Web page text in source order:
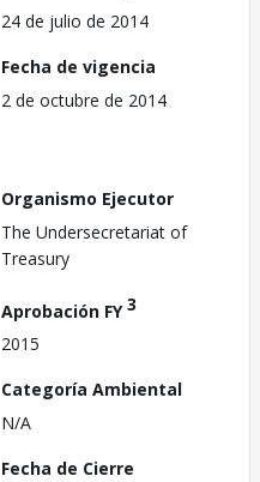
24 de julio de 2014
Fecha de vigencia
2 de octubre de 2014
Organismo Ejecutor
The Undersecretariat of
Treasury
Aprobación FY3
2015
Categoría Ambiental
N/A
Fecha de Cierre